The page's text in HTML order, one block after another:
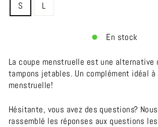
S L
En stock
La coupe menstruelle est une alternative
tampons jetables. Un complément idéal
menstruelle!
Hésitante, vous avez des questions?
rassemblé les réponses aux questions